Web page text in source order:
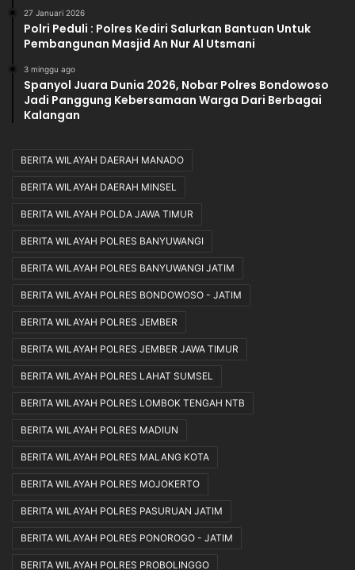
27 Januari 2026
Polri Peduli : Polres Kediri Salurkan Bantuan Untuk
Pembangunan Masjid An Nur Al Utsmani
3 minggu ago
Spanyol Juara Dunia 2026, Nobar Polres Bondowoso
Jadi Panggung Kebersamaan Warga Dari Berbagai
Kalangan
BERITA WILAYAH DAERAH MANADO
BERITA WILAYAH DAERAH MINSEL
BERITA WILAYAH POLDA JAWA TIMUR
BERITA WILAYAH POLRES BANYUWANGI
BERITA WILAYAH POLRES BANYUWANGI JATIM
BERITA WILAYAH POLRES BONDOWOSO - JATIM
BERITA WILAYAH POLRES JEMBER
BERITA WILAYAH POLRES JEMBER JAWA TIMUR
BERITA WILAYAH POLRES LAHAT SUMSEL
BERITA WILAYAH POLRES LOMBOK TENGAH NTB
BERITA WILAYAH POLRES MADIUN
BERITA WILAYAH POLRES MALANG KOTA
BERITA WILAYAH POLRES MOJOKERTO
BERITA WILAYAH POLRES PASURUAN JATIM
BERITA WILAYAH POLRES PONOROGO - JATIM
BERITA WILAYAH POLRES PROBOLINGGO